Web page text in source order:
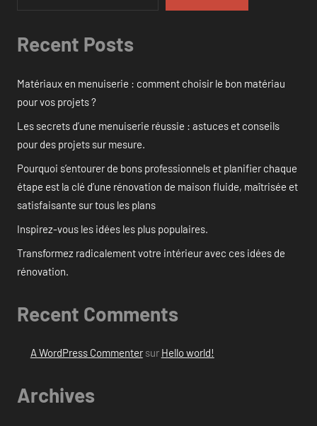
Recent Posts
Matériaux en menuiserie : comment choisir le bon matériau
pour vos projets ?
Les secrets d’une menuiserie réussie : astuces et conseils
pour des projets sur mesure.
Pourquoi s’entourer de bons professionnels et planifier chaque
étape est la clé d’une rénovation de maison fluide, maîtrisée et
satisfaisante sur tous les plans
Inspirez-vous les idées les plus populaires.
Transformez radicalement votre intérieur avec ces idées de
rénovation.
Recent Comments
A WordPress Commentersur Hello world!
Archives